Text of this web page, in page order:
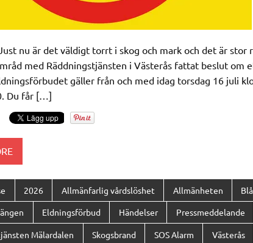
nu är det väldigt torrt i skog och mark och det är stor
med Räddningstjänsten i Västerås fattat beslut om
gäller från och med idag torsdag 16 juli
Du får […]
2026 Allmänfarlig vårdslöshet Allmänheten
Eldningsförbud Händelser Pressmeddelande
Mälardalen Skogsbrand SOS Alarm Västerås